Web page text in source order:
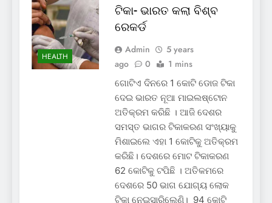
HEALTH
ଟିକା- ଭାରତ କଲା ବିଶ୍ବ
ରେକର୍ଡ
Admin
5 years
ago
0 1 mins
ଗୋଟିଏ ଦିନରେ 1 କୋଟି ଡୋଜ ଟିକା
ଦେଇ ଭାରତ ନୂଆ ମାଇଲଷ୍ଟୋନ
ଅତିକ୍ରମ କରିଛି । ଆଜି ଦେଶର
ସମସ୍ତ ଭାଗର ଟିକାକରଣ ସଂଖ୍ୟାକୁ
ମିଶାଇଲେ ଏହା 1 କୋଟିକୁ ଅତିକ୍ରମ
କରିଛି। ଦେଶରେ ମୋଟ ଟିକାକରଣ
62 କୋଟିକୁ ଟପିଛି । ଅତିକମରେ
ଦେଶରେ 50 ଭାଗ ଯୋଗ୍ୟ ଲୋକ
ଟିକା ନେଇସାରିଲେଣି। 94 କୋଟି